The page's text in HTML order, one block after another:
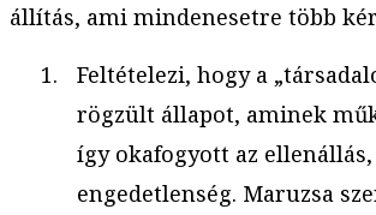
állítás, ami mindenesetre több
Feltételezi, hogy a
rögzült állapot, aminek
így okafogyott az
engedetlenség. Maruzsa